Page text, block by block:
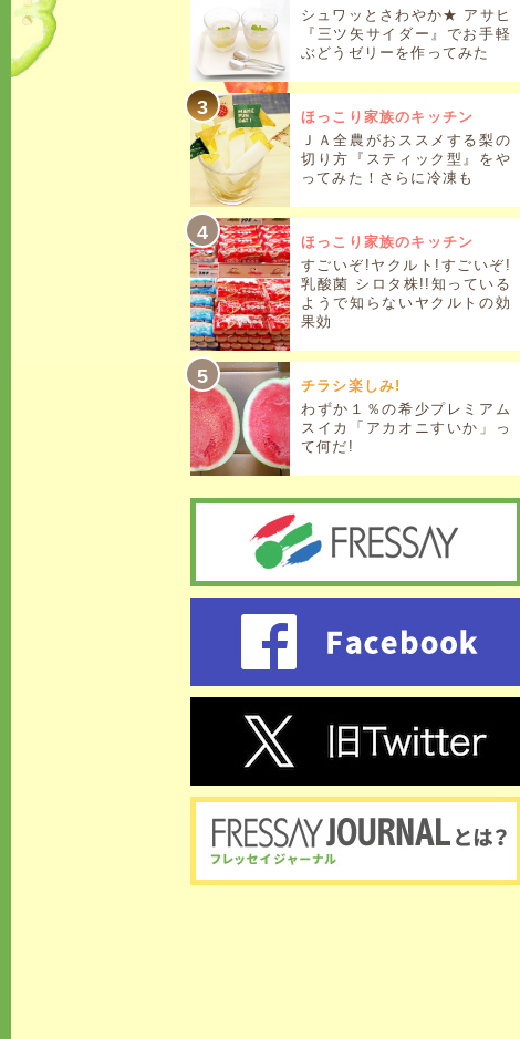
シュワッとさわやか★ アサヒ
『三ツ矢サイダー』でお手軽
ぶどうゼリーを作ってみた
ほっこり家族のキッチン
ＪＡ全農がおススメする梨の
切り方『スティック型』をや
ってみた！さらに冷凍も
ほっこり家族のキッチン
すごいぞ!ヤクルト!すごいぞ!
乳酸菌 シロタ株!!知っている
ようで知らないヤクルトの効
果効
チラシ楽しみ!
わずか１％の希少プレミアム
スイカ「アカオニすいか」っ
て何だ!